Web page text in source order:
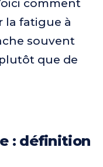
comment
la fatigue à
souvent
que de
: définition